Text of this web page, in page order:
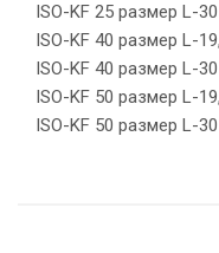
ISO-KF 25 размер L-30
ISO-KF 40 размер L-
ISO-KF 40 размер L-30
ISO-KF 50 размер L-
ISO-KF 50 размер L-30